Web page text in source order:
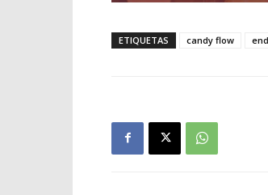
ETIQUETAS candy flow